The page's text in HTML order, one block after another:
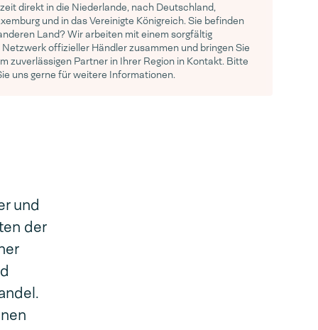
direkt in die Niederlande, nach Deutschland,
und in das Vereinigte Königreich. Sie befinden
Land? Wir arbeiten mit einem sorgfältig
offizieller Händler zusammen und bringen Sie
zuverlässigen Partner in Ihrer Region in Kontakt. Bitte
uns gerne für weitere Informationen.
und
der